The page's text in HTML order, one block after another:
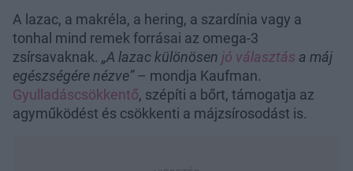
A lazac, a makréla, a hering, a szardínia vagy a
tonhal mind remek forrásai az omega-3
zsírsavaknak. „A lazac különösen jó választás a máj
egészségére nézve”– mondja Kaufman.
Gyulladáscsökkentő, szépíti a bőrt, támogatja az
agyműködést és csökkenti a májzsírosodást is.